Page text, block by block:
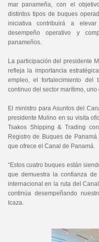
mar panameña, con el
distintos tipos de buques
iniciativa contribuirá a
desempeño operativo y
panameños.
La participación del presidente
refleja la importancia
empleo, el fortalecimiento del
continuo del sector marítimo,
El ministro para Asuntos del
presidente Mulino en su visita
Tsakos Shipping & Trading
Registro de Buques de
que ofrece el Canal de Panamá.
“Estos cuatro buques están
que demuestra la confianza
internacional en la ruta del
continúa desempeñando
Icaza.